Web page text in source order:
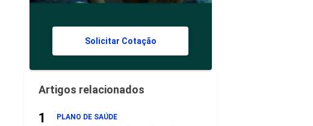
Solicitar Cotação
Artigos relacionados
1 PLANO DE SAÚDE